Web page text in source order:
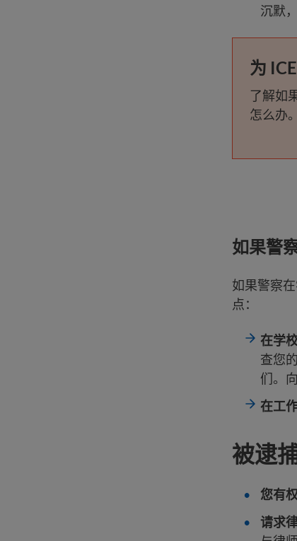
沉默
为
了解如
怎么办
如果警
如果警察
点：
在学
查您
们。
在工
被逮
您有
请求